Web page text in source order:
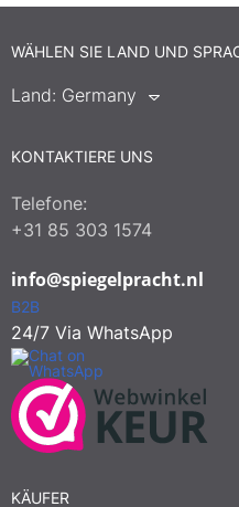
WÄHLEN SIE LAND UND
Land: Germany
KONTAKTIERE UNS
Telefone:
+31 85 303 1574
info@spiegelpracht.nl
B2B
24/7 Via WhatsApp
KÄUFER